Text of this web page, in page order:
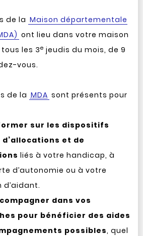
de la Maison départementale
ont lieu dans votre maison
les 3e jeudis du mois, de 9
vous.
de la MDA sont présents pour
sur les dispositifs
d’allocations et de
liés à votre handicap, à
d’autonomie ou à votre
dans vos
pour bénéficier des aides
possibles, quel